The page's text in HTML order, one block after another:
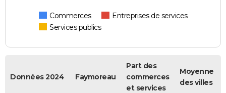
Commerces
Entreprises de services
Services publics
Données 2024 Faymoreau
Part des
commerces
et services
Moyenne
des villes